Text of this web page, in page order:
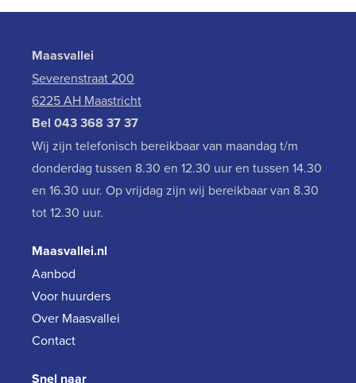
Maasvallei
Severenstraat 200
6225 AH Maastricht
Bel 043 368 37 37
Wij zijn telefonisch bereikbaar van maandag t/m
donderdag tussen 8.30 en 12.30 uur en tussen 14.30
en 16.30 uur. Op vrijdag zijn wij bereikbaar van 8.30
tot 12.30 uur.
Maasvallei.nl
Aanbod
Voor huurders
Over Maasvallei
Contact
Snel naar